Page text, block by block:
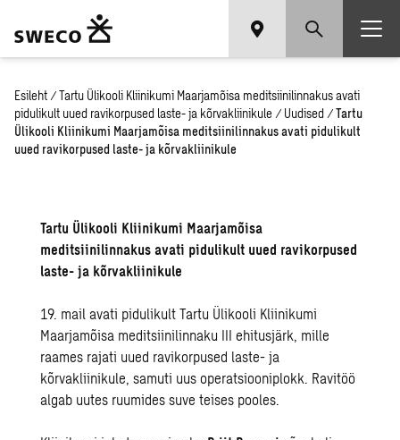
Esileht / Tartu Ülikooli Kliinikumi Maarjamõisa meditsiinilinnakus avati
pidulikult uued ravikorpused laste- ja kõrvakliinikule / Uudised / Tartu
Ülikooli Kliinikumi Maarjamõisa meditsiinilinnakus avati pidulikult
uued ravikorpused laste- ja kõrvakliinikule
Tartu Ülikooli Kliinikumi Maarjamõisa
meditsiinilinnakus avati pidulikult uued ravikorpused
laste- ja kõrvakliinikule
19. mail avati pidulikult Tartu Ülikooli Kliinikumi
Maarjamõisa meditsiinilinnaku III ehitusjärk, mille
raames rajati uued ravikorpused laste- ja
kõrvakliinikule, samuti uus operatsiooniplokk. Ravitöö
algab uutes ruumides suve teises pooles.